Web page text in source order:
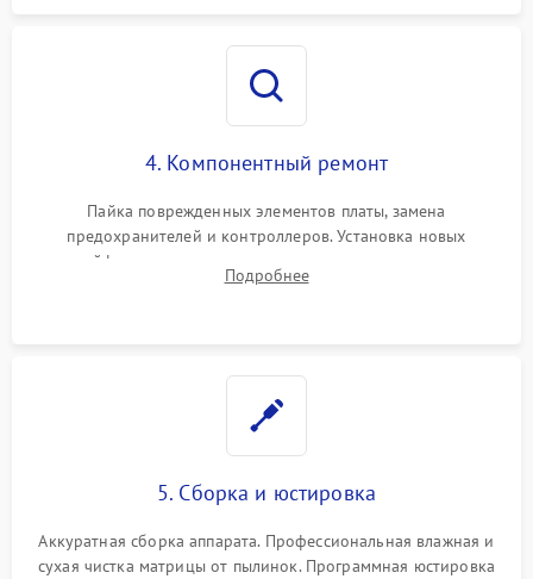
4. Компонентный ремонт
Пайка поврежденных элементов платы, замена
предохранителей и контроллеров. Установка новых
шлейфов, дисплея, механизма затвора или двигателя
автофокуса. Восстановление геометрии тубуса объектива
Подробнее
5. Сборка и юстировка
Аккуратная сборка аппарата. Профессиональная влажная и
сухая чистка матрицы от пылинок. Программная юстировка